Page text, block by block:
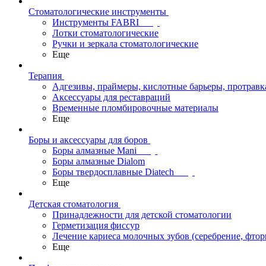
Стоматологические инструменты
Инструменты FABRI
Лотки стоматологические
Ручки и зеркала стоматологические
Еще
Терапия
Адгезивы, праймеры, кислотные барьеры,
Аксессуары для реставраций
Временные пломбировочные материалы
Еще
Боры и аксессуары для боров
Боры алмазные Mani
Боры алмазные Dialom
Боры твердосплавные Diatech
Еще
Детская стоматология
Принадлежности для детской стоматологии
Герметизация фиссур
Лечение кариеса молочных зубов (серебрение,
Еще